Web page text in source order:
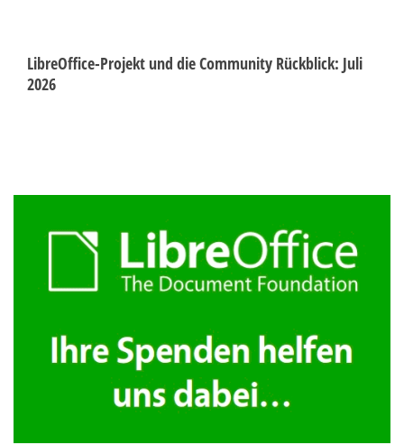
LibreOffice-Projekt und die Community Rückblick: Juli
2026